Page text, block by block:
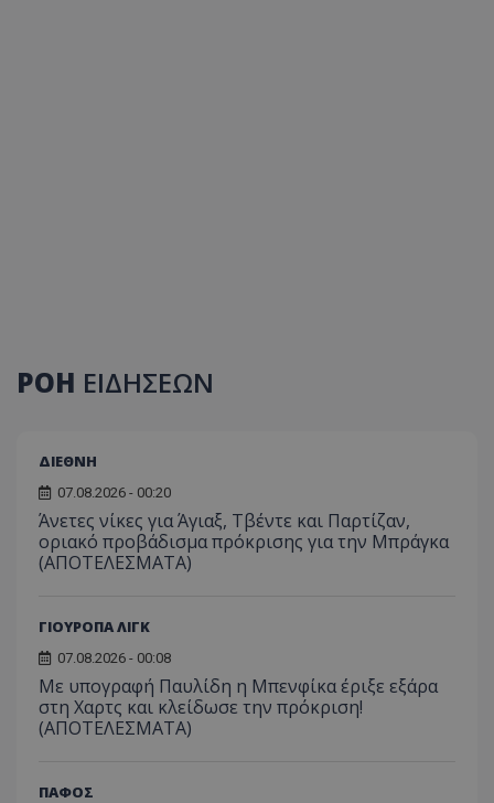
ΡΟΗ ΕΙΔΗΣΕΩΝ
ΔΙΕΘΝΗ
07.08.2026 - 00:20
Άνετες νίκες για Άγιαξ, Τβέντε και Παρτίζαν,
οριακό προβάδισμα πρόκρισης για την Μπράγκα
(ΑΠΟΤΕΛΕΣΜΑΤΑ)
ΓΙΟΥΡΟΠΑ ΛΙΓΚ
07.08.2026 - 00:08
Με υπογραφή Παυλίδη η Μπενφίκα έριξε εξάρα
στη Χαρτς και κλείδωσε την πρόκριση!
(ΑΠΟΤΕΛΕΣΜΑΤΑ)
ΠΑΦΟΣ